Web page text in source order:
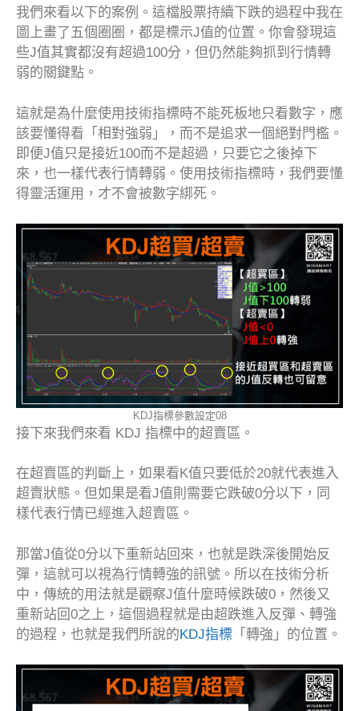
我們來看以下的案例。這檔股票持續下跌的過程中我在
圖上畫了五個圈圈，都是標示J值的位置。你會發現這
些J值其實都沒有超過100分，但仍然能夠抓到行情轉
弱的關鍵點。
這就是為什麼使用技術指標時不能死板地只看數字，應
該要懂得看「相對強弱」，而不是追求一個絕對門檻。
即便J值只是接近100而不是超過，只要它之後掉下
來，也一樣代表行情轉弱。使用技術指標時，我們要懂
得靈活運用，才不會被數字綁死。
KDJ指標參數設定08
接下來我們來看 KDJ 指標中的超賣區。
在超賣區的判斷上，如果看K值只要低於20就代表進入
超賣狀態。但如果是看J值則需要它跌破0分以下，同
樣代表行情已經進入超賣區。
那當J值從0分以下重新站回來，也就是跌深後開始反
彈，這就可以視為行情轉強的訊號。所以在技術分析
中，傳統的用法就是觀察J值什麼時候跌破0，然後又
重新站回0之上，這個過程就是由超跌進入反彈、轉強
的過程，也就是我們所說的KDJ指標 「轉強」的位置。